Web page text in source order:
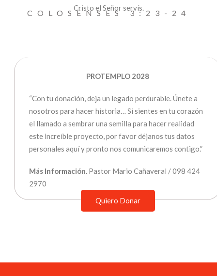
Cristo el Señor servís.
COLOSENSES 3:23-24
PROTEMPLO 2028
“Con tu donación, deja un legado perdurable. Únete a
nosotros para hacer historia… Si sientes en tu corazón
el llamado a sembrar una semilla para hacer realidad
este increíble proyecto, por favor déjanos tus datos
personales aquí y pronto nos comunicaremos contigo.”
Más Información. Pastor Mario Cañaveral / 098 424
2970
Quiero Donar